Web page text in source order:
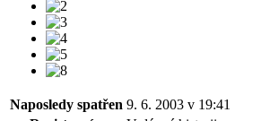
Naposledy spatřen 9. 6. 2003 v 19:41